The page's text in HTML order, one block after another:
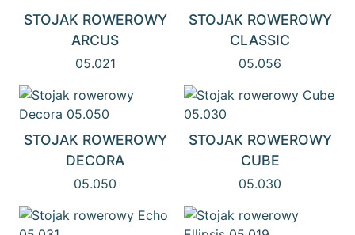
STOJAK ROWEROWY
ARCUS
05.021
STOJAK ROWEROWY
CLASSIC
05.056
STOJAK ROWEROWY
DECORA
05.050
STOJAK ROWEROWY
CUBE
05.030